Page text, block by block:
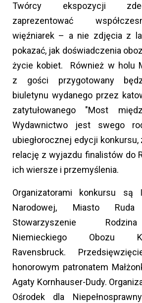
Twórcy ekspozycji
zaprezentować
więźniarek – a nie zdjęcia z
pokazać, jak doświadczenia
życie kobiet. Również w holu
z gości przygotowany
biuletynu wydanego przez
zatytułowanego "Most
Wydawnictwo jest swego
ubiegłorocznej edycji konkursu,
relację z wyjazdu finalistów do
ich wiersze i przemyślenia.
Organizatorami konkursu są
Narodowej, Miasto
Stowarzyszenie
Niemieckiego Obozu
Ravensbruck.
honorowym patronatem
Agaty Kornhauser-Dudy.
Ośrodek dla